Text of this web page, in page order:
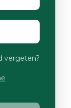
vergeten?